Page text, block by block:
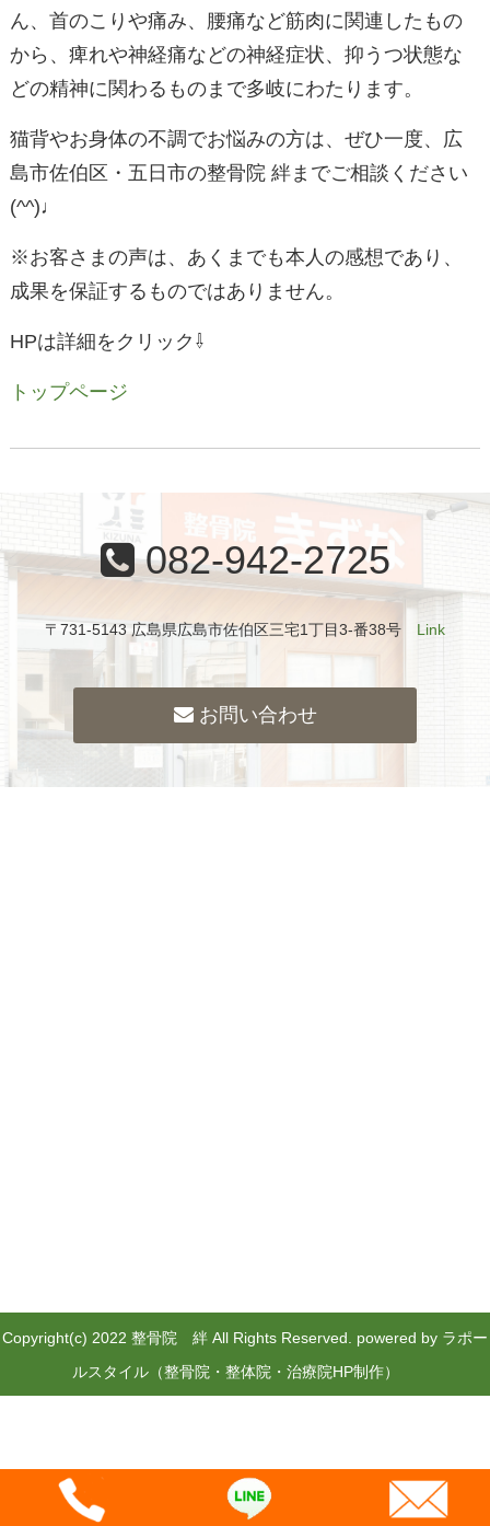
ん、首のこりや痛み、腰痛など筋肉に関連したもの
から、痺れや神経痛などの神経症状、抑うつ状態な
どの精神に関わるものまで多岐にわたります。
猫背やお身体の不調でお悩みの方は、ぜひ一度、広
島市佐伯区・五日市の整骨院 絆までご相談ください
(^^)♩
※お客さまの声は、あくまでも本人の感想であり、
成果を保証するものではありません。
HPは詳細をクリック⇩
トップページ
082-942-2725
〒731-5143 広島県広島市佐伯区三宅1丁目3-番38号 Link
お問い合わせ
Copyright(c) 2022 整骨院 絆 All Rights Reserved. powered by ラポー
ルスタイル（整骨院・整体院・治療院HP制作）